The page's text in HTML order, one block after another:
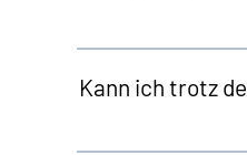
Kann ich trotz